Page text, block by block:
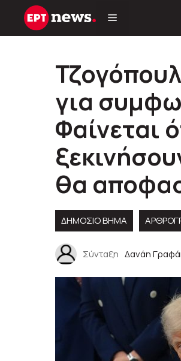
Μετάβαση
για
Φαίνεται
θα
ΔΗΜΟΣΙΟ ΒΗΜΑ
Σύνταξη Δανάη